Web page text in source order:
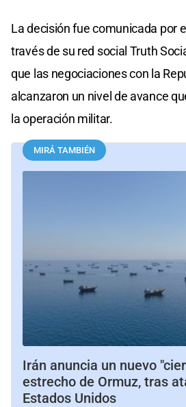
La decisión fue comunicada por
través de su red social Truth
que las negociaciones con la
alcanzaron un nivel de avance
la operación militar.
MIRÁ TAMBIÉN
Irán anuncia un nuevo
estrecho de Ormuz, tras
Estados Unidos